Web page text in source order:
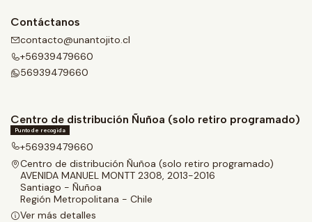
Contáctanos
contacto@unantojito.cl
+56939479660
56939479660
Centro de distribución Ñuñoa (solo retiro programado)
Punto de recogida
+56939479660
Centro de distribución Ñuñoa (solo retiro programado)
AVENIDA MANUEL MONTT 2308, 2013-2016
Santiago - Ñuñoa
Región Metropolitana - Chile
Ver más detalles